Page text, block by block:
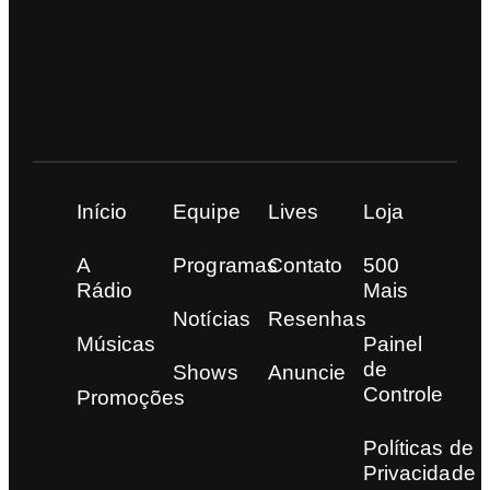
Início
A
Rádio
Músicas
Promoções
Equipe
Programas
Notícias
Shows
Lives
Contato
Resenhas
Anuncie
Loja
500
Mais
Painel
de
Controle
Políticas de
Privacidade